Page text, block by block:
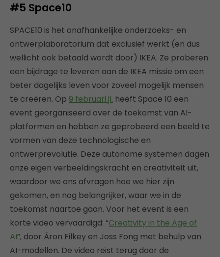
#5 Space10
SPACE10 is het onafhankelijke onderzoeks- en
ontwerplaboratorium dat exclusief werkt (en dus
wellicht ook betaald wordt door) IKEA. Ze proberen
een bijdrage te leveren aan de IKEA missie om een ​​
beter dagelijks leven voor zoveel mogelijk mensen
te creëren. Op 9 februari jl. heeft Space 10 een
event georganiseerd over de toekomst van AI-
platformen en hebben ze geprobeerd een beeld te
vormen van deze technologische en
ontwerprevolutie. Deze autonome systemen dagen
onze eigen verbeeldingskracht en creativiteit uit,
waardoor we ons afvragen hoe we hier zijn
gekomen, en nog belangrijker, waar we in de
toekomst naartoe gaan. Voor het event is een
korte video vervaardigd: “Creativity in the Age of
AI”, door Áron Filkey en Joss Fong met behulp van
AI-modellen. De video reist terug door de